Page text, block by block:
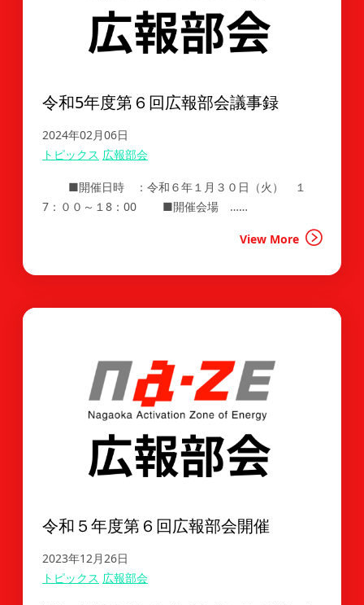
令和5年度第６回広報部会議事録
2024年02月06日
トピックス 広報部会
■開催日時 ：令和６年１月３０日（火） １
7：００～１8：00 ■開催会場 ……
View More
令和５年度第６回広報部会開催
2023年12月26日
トピックス 広報部会